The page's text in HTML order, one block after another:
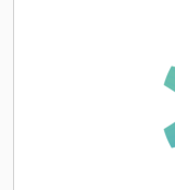
Outras opções e